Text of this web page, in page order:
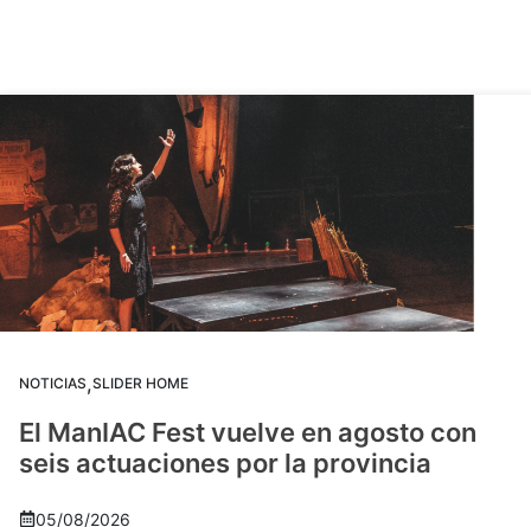
NOTICIAS,SLIDER HOME
El ManIAC Fest vuelve en agosto con
seis actuaciones por la provincia
05/08/2026